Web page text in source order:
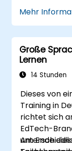
von
zu erzielen.
zu
und
Mehr
Große
Lernen
14 Stunden
Dieses von
Training in
richtet sich
EdTech-
Am Ende